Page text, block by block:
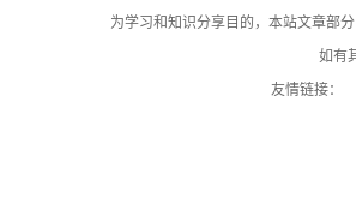
为学习和知识分享目的，本站文章部
如有
友情链接：